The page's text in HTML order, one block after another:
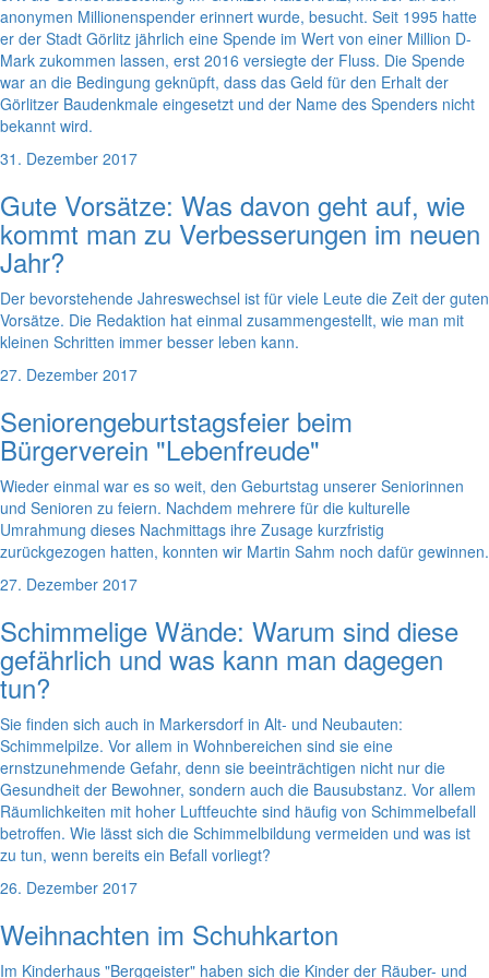
anonymen Millionenspender erinnert wurde, besucht. Seit 1995 hatte
er der Stadt Görlitz jährlich eine Spende im Wert von einer Million D-
Mark zukommen lassen, erst 2016 versiegte der Fluss. Die Spende
war an die Bedingung geknüpft, dass das Geld für den Erhalt der
Görlitzer Baudenkmale eingesetzt und der Name des Spenders nicht
bekannt wird.
31. Dezember 2017
Gute Vorsätze: Was davon geht auf, wie
kommt man zu Verbesserungen im neuen
Jahr?
Der bevorstehende Jahreswechsel ist für viele Leute die Zeit der guten
Vorsätze. Die Redaktion hat einmal zusammengestellt, wie man mit
kleinen Schritten immer besser leben kann.
27. Dezember 2017
Seniorengeburtstagsfeier beim
Bürgerverein "Lebenfreude"
Wieder einmal war es so weit, den Geburtstag unserer Seniorinnen
und Senioren zu feiern. Nachdem mehrere für die kulturelle
Umrahmung dieses Nachmittags ihre Zusage kurzfristig
zurückgezogen hatten, konnten wir Martin Sahm noch dafür gewinnen.
27. Dezember 2017
Schimmelige Wände: Warum sind diese
gefährlich und was kann man dagegen
tun?
Sie finden sich auch in Markersdorf in Alt- und Neubauten:
Schimmelpilze. Vor allem in Wohnbereichen sind sie eine
ernstzunehmende Gefahr, denn sie beeinträchtigen nicht nur die
Gesundheit der Bewohner, sondern auch die Bausubstanz. Vor allem
Räumlichkeiten mit hoher Luftfeuchte sind häufig von Schimmelbefall
betroffen. Wie lässt sich die Schimmelbildung vermeiden und was ist
zu tun, wenn bereits ein Befall vorliegt?
26. Dezember 2017
Weihnachten im Schuhkarton
Im Kinderhaus "Berggeister" haben sich die Kinder der Räuber- und